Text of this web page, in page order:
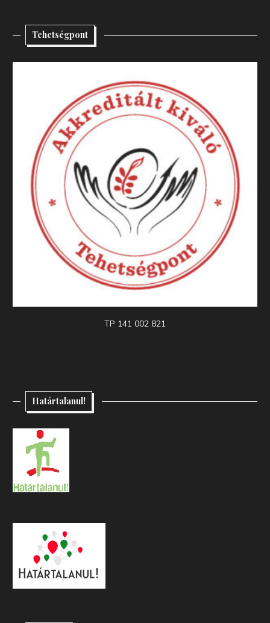
Tehetségpont
TP 141 002 821
Határtalanul!